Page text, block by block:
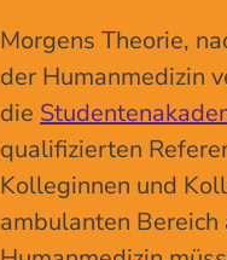
Morgens Theorie,
der Humanmedizin
die
qualifizierten
Kolleginnen und
ambulanten